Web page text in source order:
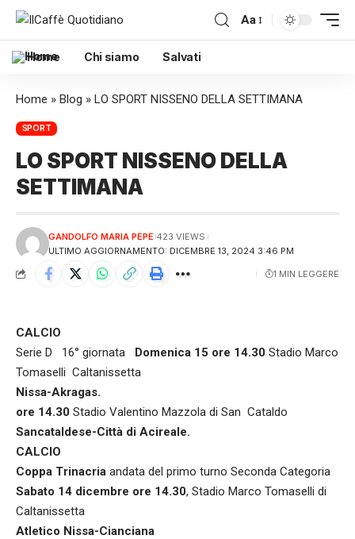
Aa
Home Chi siamo Salvati
Home » Blog » LO SPORT NISSENO DELLA SETTIMANA
SPORT
LO SPORT NISSENO DELLA
SETTIMANA
ULTIMO AGGIORNAMENTO: DICEMBRE 13, 2024 3:46 PM
GANDOLFO MARIA PEPE 423 VIEWS
1 MIN LEGGERE
CALCIO
Serie D 16° giornata Domenica 15 ore 14.30 Stadio Marco
Tomaselli Caltanissetta
Nissa-Akragas.
ore 14.30 Stadio Valentino Mazzola di San Cataldo
Sancataldese-Città di Acireale.
CALCIO
Coppa Trinacria andata del primo turno Seconda Categoria
Sabato 14 dicembre ore 14.30, Stadio Marco Tomaselli di
Caltanissetta
Atletico Nissa-Cianciana